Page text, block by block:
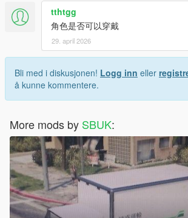
tthtgg
角色是否可以穿戴
29. april 2026
Bli med i diskusjonen! Logg inn eller
å kunne kommentere.
More mods by SBUK: